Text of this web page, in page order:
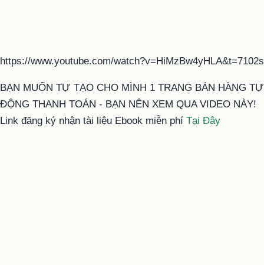
https://www.youtube.com/watch?v=HiMzBw4yHLA&t=7102s
BẠN MUỐN TỰ TẠO CHO MÌNH 1 TRANG BÁN HÀNG TỰ
ĐỘNG THANH TOÁN - BẠN NÊN XEM QUA VIDEO NÀY!
Link đăng ký nhận tài liệu Ebook miễn phí Tại Đây